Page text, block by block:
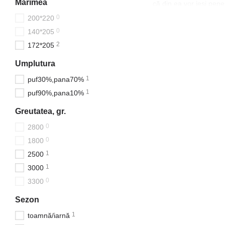
Mărimea
200*220 0
140*205 0
172*205 2
Umplutura
puf30%,pana70% 1
puf90%,pana10% 1
Greutatea, gr.
2800 0
1800 0
2500 1
3000 1
3300 0
Sezon
toamnă/iarnă 1